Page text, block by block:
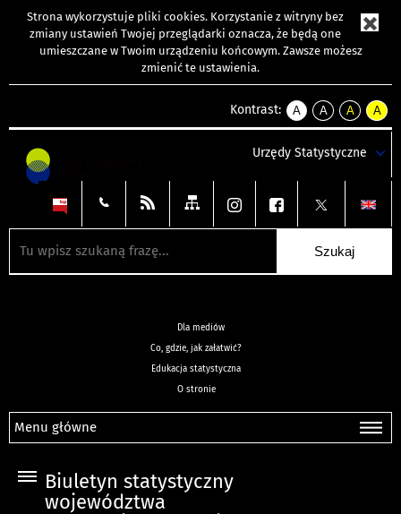
Strona wykorzystuje pliki cookies. Korzystanie z witryny bez
zmiany ustawień Twojej przeglądarki oznacza, że będą one
umieszczane w Twoim urządzeniu końcowym. Zawsze możesz
zmienić te ustawienia.
Kontrast:
A
kontrast
A
kontrast
tekst
czarnym
A
kontrast
tekst
czarnym
A
tekst
żółtym
Urzędy Statystyczne
Dla mediów
Co, gdzie, jak załatwić?
Edukacja statystyczna
O stronie
Menu główne
Biuletyn statystyczny
województwa